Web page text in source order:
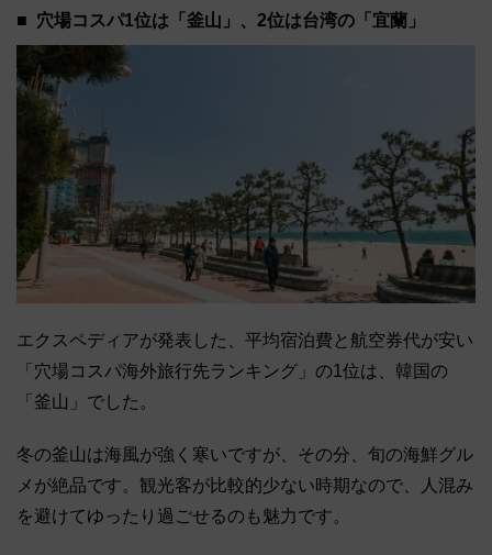
穴場コスパ1位は「釜山」、2位は台湾の「宜蘭」
エクスペディアが発表した、平均宿泊費と航空券代が安い
「穴場コスパ海外旅行先ランキング」の1位は、韓国の
「釜山」でした。
冬の釜山は海風が強く寒いですが、その分、旬の海鮮グル
メが絶品です。観光客が比較的少ない時期なので、人混み
を避けてゆったり過ごせるのも魅力です。